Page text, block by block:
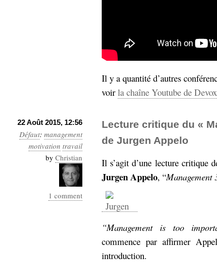
Il y a quantité d’autres
voir la chaîne Youtube de
22 Août 2015, 12:56
Défaut: management
motivation travail
by Christian
1 comment
Lecture critique du «
de Jurgen Appelo
Il s’agit d’une lecture critique
Jurgen Appelo, “Management
“Management is too
commence par affirmer
introduction.
programmation
prolétarisation
REST
simondon
Social-Network
stiegler
support_numérique
système_d'information
technologies